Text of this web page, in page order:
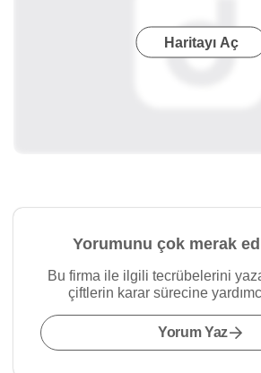
Haritayı Aç
Yorumunu çok merak
Bu firma ile ilgili tecrübelerini
çiftlerin karar sürecine
Yorum Yaz